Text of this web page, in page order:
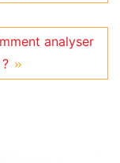
analyser